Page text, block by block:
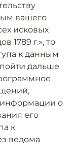
вашего
исковых
1789 г.», то
к данным
дальше
о
его
к
ведома